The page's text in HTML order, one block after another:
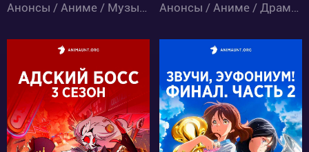
Анонсы / Аниме / Музыка / Сёнэн Анонсы / Аниме / Драма / Музыка / Фантастика
981 576